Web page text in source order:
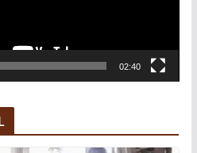
02:40